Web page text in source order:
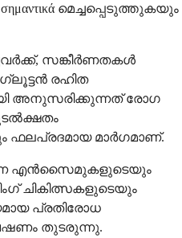
മെച്ചപ്പെടുത്തുകയും
സങ്കീർണതകൾ
രഹിത
അനുസരിക്കുന്നത് രോഗ
ഫലപ്രദമായ മാർഗമാണ്.
എൻസൈമുകളുടെയും
ചികിത്സകളുടെയും
പ്രതിരോധ
തുടരുന്നു.